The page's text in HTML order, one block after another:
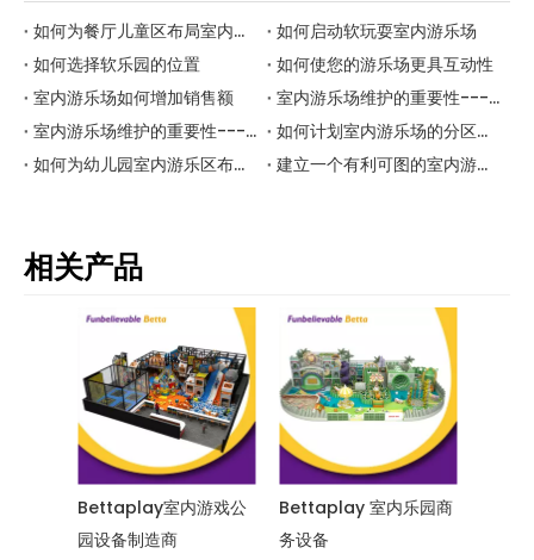
如何为餐厅儿童区布局室内乐园？
如何启动软玩耍室内游乐场
如何选择软乐园的位置
如何使您的游乐场更具互动性
室内游乐场如何增加销售额
室内游乐场维护的重要性---第2部分
室内游乐场维护的重要性---第1部分
如何计划室内游乐场的分区以使其更具吸引力和盈利
如何为幼儿园室内游乐区布局室内教育游乐区？
建立一个有利可图的室内游乐场的步骤是什么？
相关产品
Bettaplay室内游戏公
园设备制造商
Bettaplay 室内乐园商
务设备